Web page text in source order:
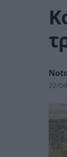
22/